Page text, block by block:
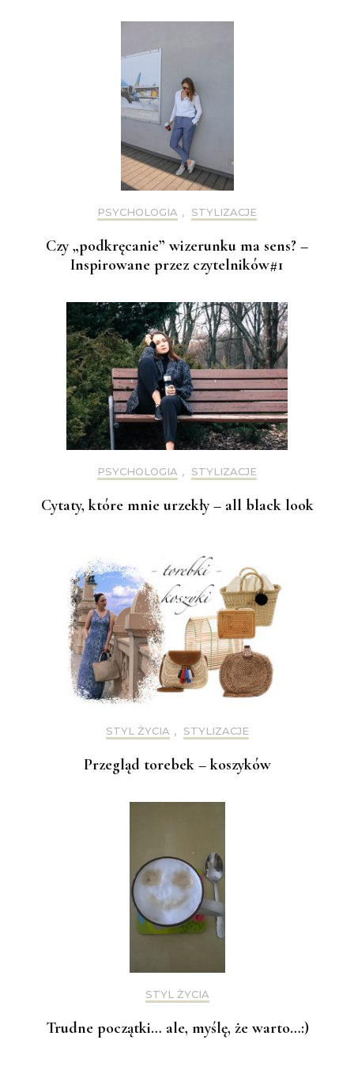
PSYCHOLOGIA , STYLIZACJE
Czy „podkręcanie” wizerunku ma sens? –
Inspirowane przez czytelników#1
PSYCHOLOGIA , STYLIZACJE
Cytaty, które mnie urzekły – all black look
STYL ŻYCIA , STYLIZACJE
Przegląd torebek – koszyków
STYL ŻYCIA
Trudne początki… ale, myślę, że warto…:)